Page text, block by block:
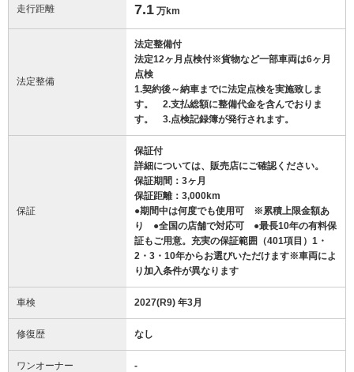
走行距離 7.1 万km
法定整備
法定整備付
法定12ヶ月点検付※貨物など一部車両は6ヶ月
点検
1.契約後～納車までに法定点検を実施致しま
す。 2.支払総額に整備代金を含んでおりま
す。 3.点検記録簿が発行されます。
保証
保証付
詳細については、販売店にご確認ください。
保証期間：3ヶ月
保証距離：3,000km
●期間中は何度でも使用可 ※累積上限金額あ
り ●全国の店舗で対応可 ●最長10年の有料保
証もご用意。充実の保証範囲（401項目）1・
2・3・10年からお選びいただけます※車両によ
り加入条件が異なります
車検 2027(R9) 年3月
修復歴 なし
ワンオーナー -